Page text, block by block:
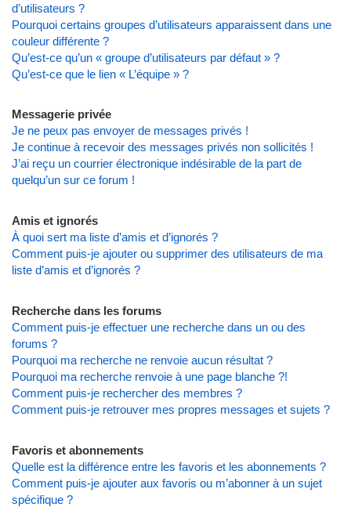
d’utilisateurs ?
Pourquoi certains groupes d’utilisateurs apparaissent dans une
couleur différente ?
Qu’est-ce qu’un « groupe d’utilisateurs par défaut » ?
Qu’est-ce que le lien « L’équipe » ?
Messagerie privée
Je ne peux pas envoyer de messages privés !
Je continue à recevoir des messages privés non sollicités !
J’ai reçu un courrier électronique indésirable de la part de
quelqu’un sur ce forum !
Amis et ignorés
À quoi sert ma liste d’amis et d’ignorés ?
Comment puis-je ajouter ou supprimer des utilisateurs de ma
liste d’amis et d’ignorés ?
Recherche dans les forums
Comment puis-je effectuer une recherche dans un ou des
forums ?
Pourquoi ma recherche ne renvoie aucun résultat ?
Pourquoi ma recherche renvoie à une page blanche ?!
Comment puis-je rechercher des membres ?
Comment puis-je retrouver mes propres messages et sujets ?
Favoris et abonnements
Quelle est la différence entre les favoris et les abonnements ?
Comment puis-je ajouter aux favoris ou m’abonner à un sujet
spécifique ?